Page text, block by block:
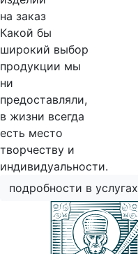
на заказ
Какой бы
широкий выбор
продукции мы
ни
предоставляли,
в жизни всегда
есть место
творчеству и
индивидуальности.
подробности в услугах